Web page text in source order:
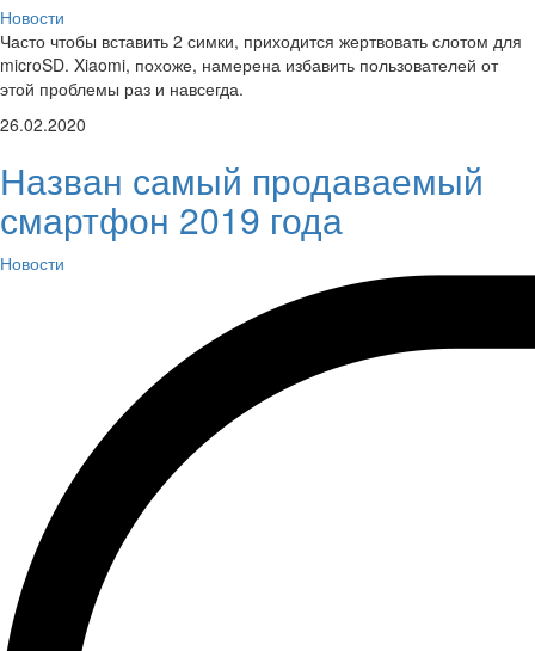
Новости
Часто чтобы вставить 2 симки, приходится жертвовать слотом для
microSD. Xiaomi, похоже, намерена избавить пользователей от
этой проблемы раз и навсегда.
26.02.2020
Назван самый продаваемый
смартфон 2019 года
Новости